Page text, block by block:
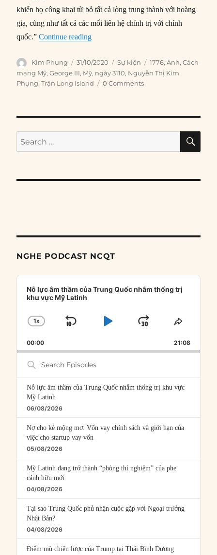
khiến họ công khai từ bỏ tất cả lòng trung thành với hoàng
gia, cũng như tất cả các mối liên hệ chính trị với chính
quốc.”Continue reading“31/10/1776: Vua Anh phát biểu lần
Author
Kim Phụng
Posted
on
31/10/2020 Categories
Sự kiện Tags
1776,Anh,Cách
mạng Mỹ,George III, Mỹ, ngày 3110, Nguyễn Thị Kim
Phụng,Trận Long Island 0 Comments
Search
for:
NGHE PODCAST NCQT
Audio
Player
Nỗ lực âm thầm của Trung Quốc nhằm thống trị
khu vực Mỹ Latinh
CHANGE
RATE
1X
SKIP
PLAYJUMP
FORWARD
SHARE
00:00 21:08
Search
Episodes
Nỗ lực âm thầm của Trung Quốc nhằm thống trị khu vực
Mỹ Latinh
06/08/2026
Nợ cho kẻ mộng mơ: Vốn vay chính sách và giới hạn của
việc cho startup vay vốn
05/08/2026
Mỹ Latinh đang trở thành “phòng thí nghiệm” của phe
cánh hữu mới
04/08/2026
Tại sao Trung Quốc phủ nhận cuộc gặp với Ngoại trưởng
Nhật Bản?
04/08/2026
Điểm mù chiến lược của Trump tại Thái Bình Dương